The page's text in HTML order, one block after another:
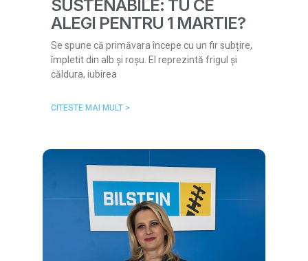
SUSTENABILE: TU CE
ALEGI PENTRU 1 MARTIE?
Se spune că primăvara începe cu un fir subțire,
împletit din alb și roșu. El reprezintă frigul și
căldura, iubirea
CITESTE MAI MULT >